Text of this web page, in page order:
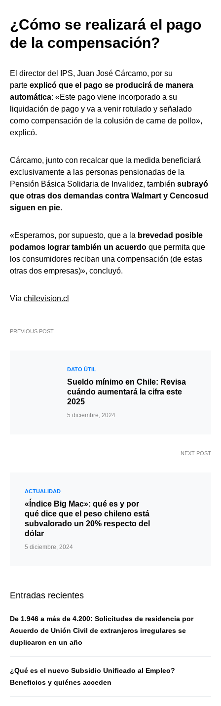
¿Cómo se realizará el pago
de la compensación?
El director del IPS, Juan José Cárcamo, por su
parte explicó que el pago se producirá de manera
automática: «Este pago viene incorporado a su
liquidación de pago y va a venir rotulado y señalado
como compensación de la colusión de carne de pollo»,
explicó.
Cárcamo, junto con recalcar que la medida beneficiará
exclusivamente a las personas pensionadas de la
Pensión Básica Solidaria de Invalidez, también subrayó
que otras dos demandas contra Walmart y Cencosud
siguen en pie.
«Esperamos, por supuesto, que a la brevedad posible
podamos lograr también un acuerdo que permita que
los consumidores reciban una compensación (de estas
otras dos empresas)», concluyó.
Vía chilevision.cl
PREVIOUS POST
DATO ÚTIL
Sueldo mínimo en Chile: Revisa
cuándo aumentará la cifra este
2025
5 diciembre, 2024
NEXT POST
ACTUALIDAD
«Índice Big Mac»: qué es y por
qué dice que el peso chileno está
subvalorado un 20% respecto del
dólar
5 diciembre, 2024
Entradas recientes
De 1.946 a más de 4.200: Solicitudes de residencia por
Acuerdo de Unión Civil de extranjeros irregulares se
duplicaron en un año
¿Qué es el nuevo Subsidio Unificado al Empleo?
Beneficios y quiénes acceden